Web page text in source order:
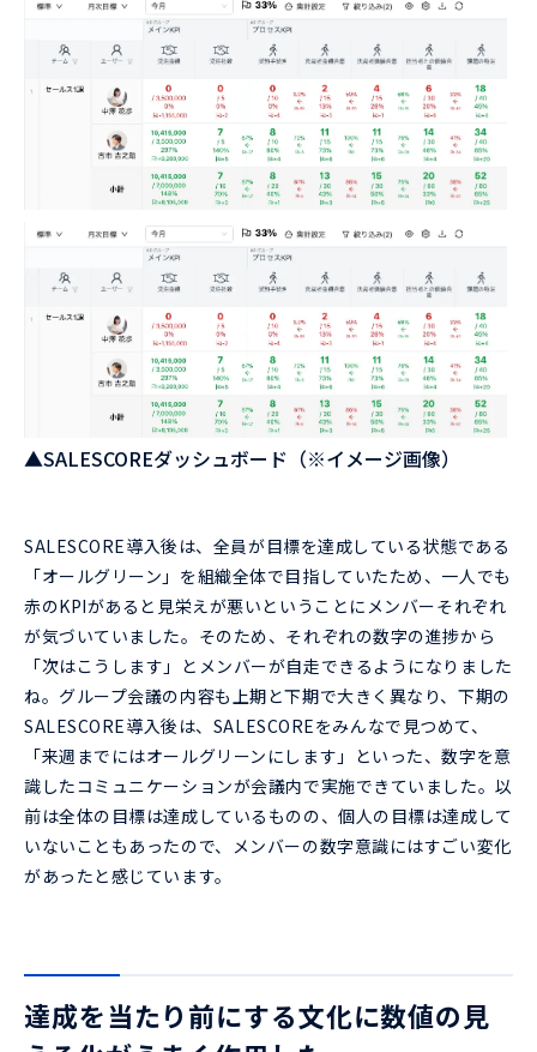
▲SALESCOREダッシュボード（※イメージ画像）
SALESCORE導入後は、全員が目標を達成している状態である
「オールグリーン」を組織全体で目指していたため、一人でも
赤のKPIがあると見栄えが悪いということにメンバーそれぞれ
が気づいていました。そのため、それぞれの数字の進捗から
「次はこうします」とメンバーが自走できるようになりました
ね。グループ会議の内容も上期と下期で大きく異なり、下期の
SALESCORE導入後は、SALESCOREをみんなで見つめて、
「来週までにはオールグリーンにします」といった、数字を意
識したコミュニケーションが会議内で実施できていました。以
前は全体の目標は達成しているものの、個人の目標は達成して
いないこともあったので、メンバーの数字意識にはすごい変化
があったと感じています。
達成を当たり前にする文化に数値の見